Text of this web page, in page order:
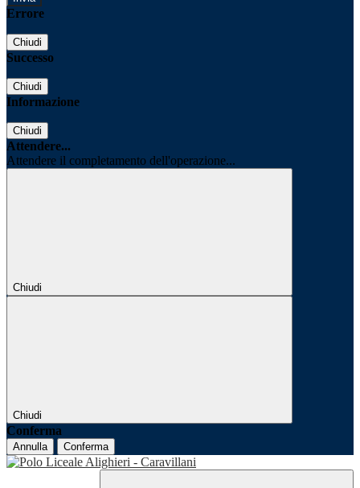
Errore
Chiudi
Successo
Chiudi
Informazione
Chiudi
Attendere...
Attendere il completamento dell'operazione...
Chiudi
Chiudi
Conferma
Annulla Conferma